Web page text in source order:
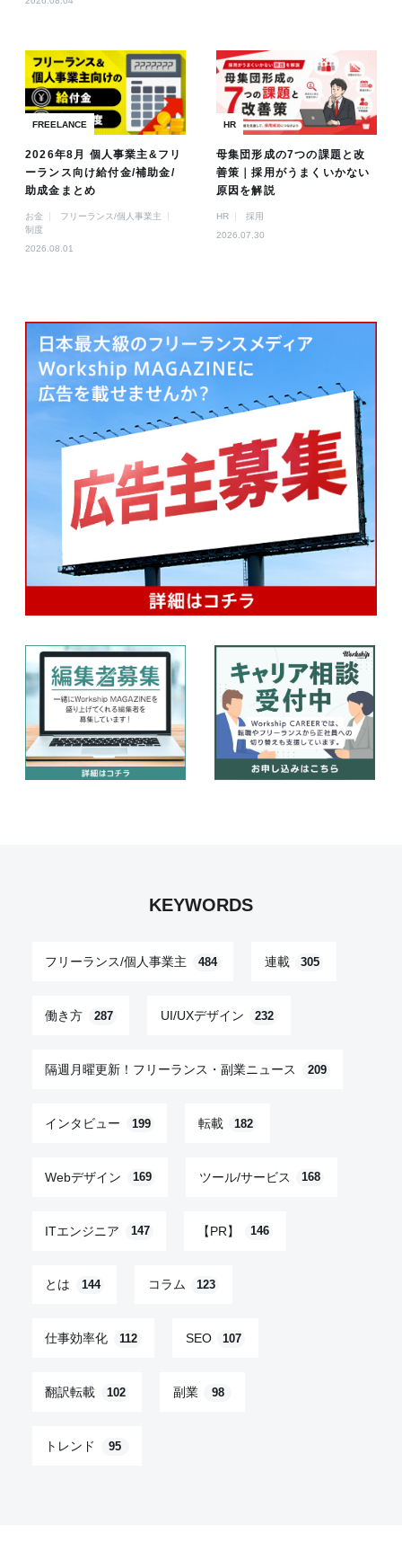
FREELANCE
2026年8月 個人事業主&フリ
ーランス向け給付金/補助金/
助成金まとめ
お金
フリーランス/個人事業主
制度
2026.08.01
HR
母集団形成の7つの課題と改
善策｜採用がうまくいかない
原因を解説
HR
採用
2026.07.30
KEYWORDS
フリーランス/個人事業主 484 連載 305
働き方 287 UI/UXデザイン 232
隔週月曜更新！フリーランス・副業ニュース 209
インタビュー 199 転載 182
Webデザイン 169 ツール/サービス 168
ITエンジニア 147 【PR】 146
とは 144 コラム 123
仕事効率化 112 SEO 107
翻訳転載 102 副業 98
トレンド 95